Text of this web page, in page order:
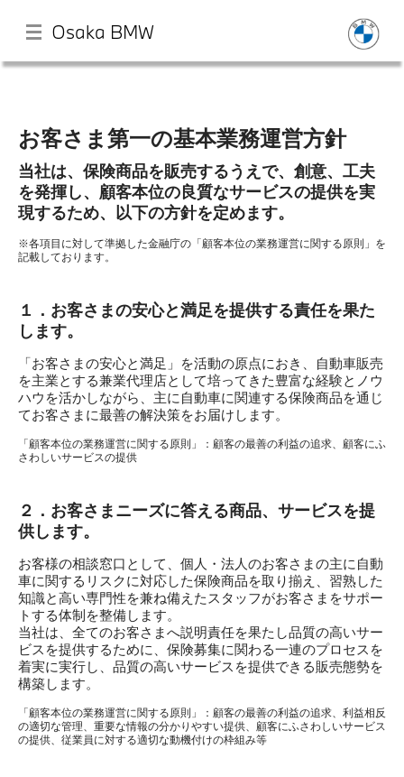
TOP
店舗一覧
モデル一覧
イベント・キャンペーン
ご購入に際して
認定中古車
FAN & FUN
Osaka BMW
お客さま第一の基本業務運営方針
当社は、保険商品を販売するうえで、創意、工夫
を発揮し、顧客本位の良質なサービスの提供を実
現するため、以下の方針を定めます。
※各項目に対して準拠した金融庁の「顧客本位の業務運営に関する原則」を
記載しております。
１．お客さまの安心と満足を提供する責任を果た
します。
「お客さまの安心と満足」を活動の原点におき、自動車販売
を主業とする兼業代理店として培ってきた豊富な経験とノウ
ハウを活かしながら、主に自動車に関連する保険商品を通じ
てお客さまに最善の解決策をお届けします。
「顧客本位の業務運営に関する原則」：顧客の最善の利益の追求、顧客にふ
さわしいサービスの提供
２．お客さまニーズに答える商品、サービスを提
供します。
お客様の相談窓口として、個人・法人のお客さまの主に自動
車に関するリスクに対応した保険商品を取り揃え、習熟した
知識と高い専門性を兼ね備えたスタッフがお客さまをサポー
トする体制を整備します。
当社は、全てのお客さまへ説明責任を果たし品質の高いサー
ビスを提供するために、保険募集に関わる一連のプロセスを
着実に実行し、品質の高いサービスを提供できる販売態勢を
構築します。
「顧客本位の業務運営に関する原則」：顧客の最善の利益の追求、利益相反
の適切な管理、重要な情報の分かりやすい提供、顧客にふさわしいサービス
の提供、従業員に対する適切な動機付けの枠組み等